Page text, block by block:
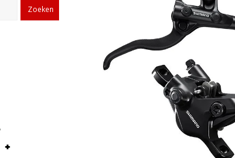
Zoeken